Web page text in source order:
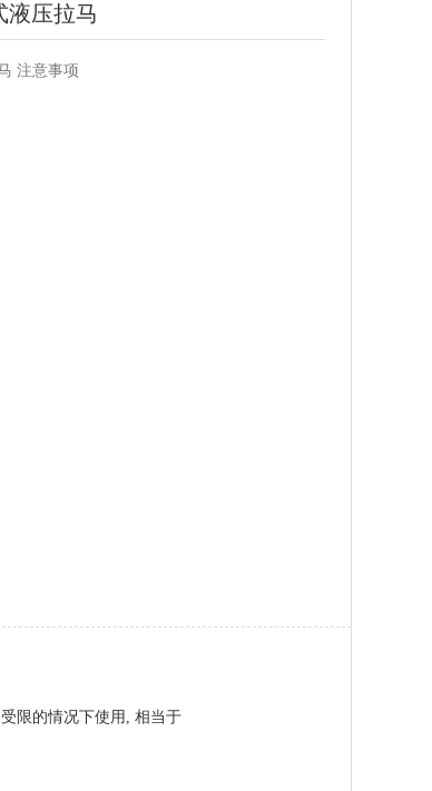
液压拉马
注意事项
限的情况下使用, 相当于